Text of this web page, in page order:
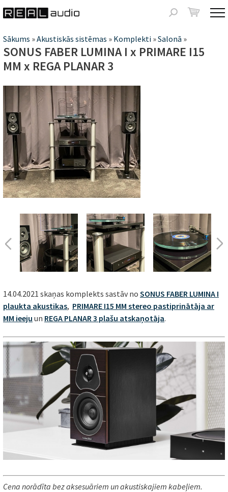
Meklēšanas
forma
Jūs
atrodaties
Sākums »Akustiskās sistēmas » Komplekti »Salonā »
SONUS FABER LUMINA I x PRIMARE I15
MM x REGA PLANAR 3
14.04.2021 skaņas komplekts sastāv no SONUS FABER LUMINA I
plaukta akustikas, PRIMARE I15 MM stereo pastiprinātāja ar
MM ieeju un REGA PLANAR 3 plašu atskaņotāja.
Cena norādīta bez aksesuāriem un akustiskajiem kabeļiem.